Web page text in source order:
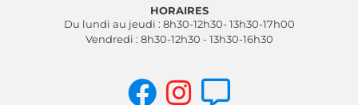
HORAIRES
Du lundi au jeudi : 8h30-12h30- 13h30-17h00
Vendredi : 8h30-12h30 - 13h30-16h30